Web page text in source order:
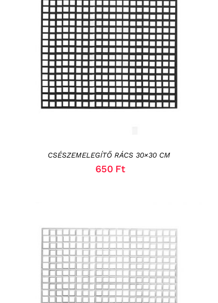
KOSÁRBA TESZEM / RÉSZLETEK
CSÉSZEMELEGÍTŐ RÁCS 30×30 CM
650 Ft
KOSÁRBA TESZEM / RÉSZLETEK